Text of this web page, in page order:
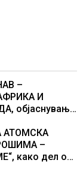
–
И
објаснување
АТОМСКА
–
како дел од